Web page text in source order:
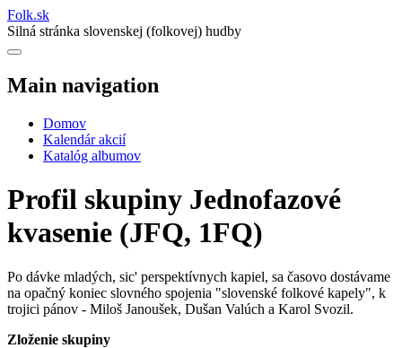
Folk.sk
Silná stránka slovenskej (folkovej) hudby
Main navigation
Domov
Kalendár akcií
Katalóg albumov
Profil skupiny Jednofazové
kvasenie (JFQ, 1FQ)
Po dávke mladých, sic' perspektívnych kapiel, sa časovo dostávame
na opačný koniec slovného spojenia "slovenské folkové kapely", k
trojici pánov - Miloš Janoušek, Dušan Valúch a Karol Svozil.
Zloženie skupiny